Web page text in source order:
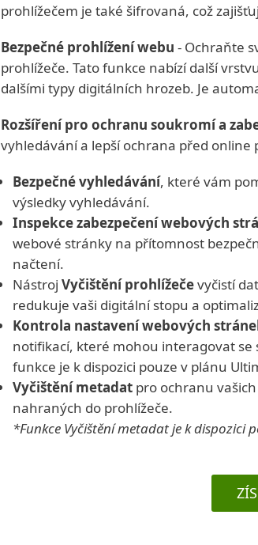
prohlížečem je také šifrovaná, což
Bezpečné prohlížení webu - Ochraňte
prohlížeče. Tato funkce nabízí další
dalšími typy digitálních hrozeb. Je
Rozšíření pro ochranu soukromí a
vyhledávání a lepší ochrana před online
Bezpečné vyhledávání, které vám
výsledky vyhledávání.
Inspekce zabezpečení webových
webové stránky na přítomnost
načtení.
Nástroj Vyčištění prohlížečevyčistí
redukuje vaši digitální stopu a
Kontrola nastavení webových
notifikací, které mohou interagovat se
funkce je k dispozici pouze v plánu
Vyčištění metadat pro ochranu
nahraných do prohlížeče.
*Funkce Vyčištění metadat je k dispozici